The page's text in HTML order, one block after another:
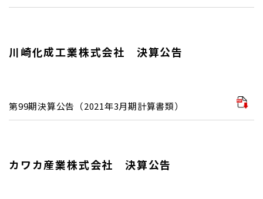
川崎化成工業株式会社 決算公告
第99期決算公告（2021年3月期計算書類）
カワカ産業株式会社 決算公告